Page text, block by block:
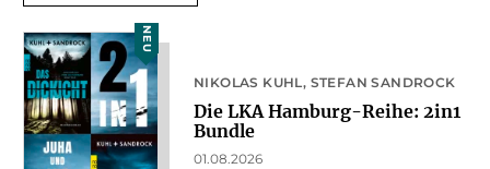
NEU
NIKOLAS KUHL STEFAN SANDROCK
Die LKA Hamburg-Reihe: 2in1
Bundle
01.08.2026